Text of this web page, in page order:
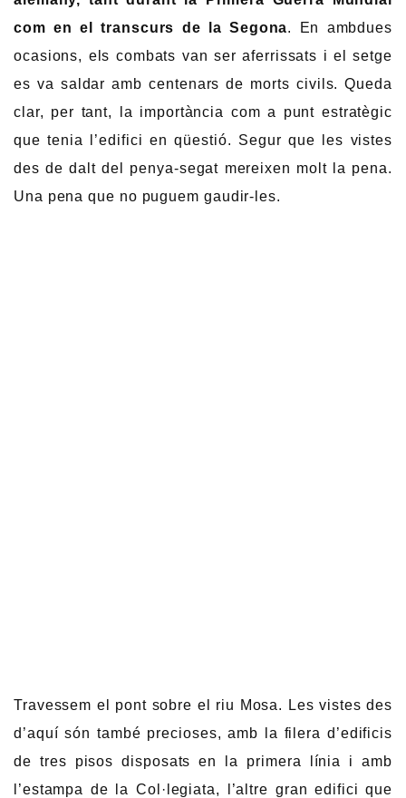
com en el transcurs de la Segona. En ambdues
ocasions, els combats van ser aferrissats i el setge
es va saldar amb centenars de morts civils. Queda
clar, per tant, la importància com a punt estratègic
que tenia l’edifici en qüestió. Segur que les vistes
des de dalt del penya-segat mereixen molt la pena.
Una pena que no puguem gaudir-les.
Travessem el pont sobre el riu Mosa. Les vistes des
d’aquí són també precioses, amb la filera d’edificis
de tres pisos disposats en la primera línia i amb
l’estampa de la Col·legiata, l’altre gran edifici que